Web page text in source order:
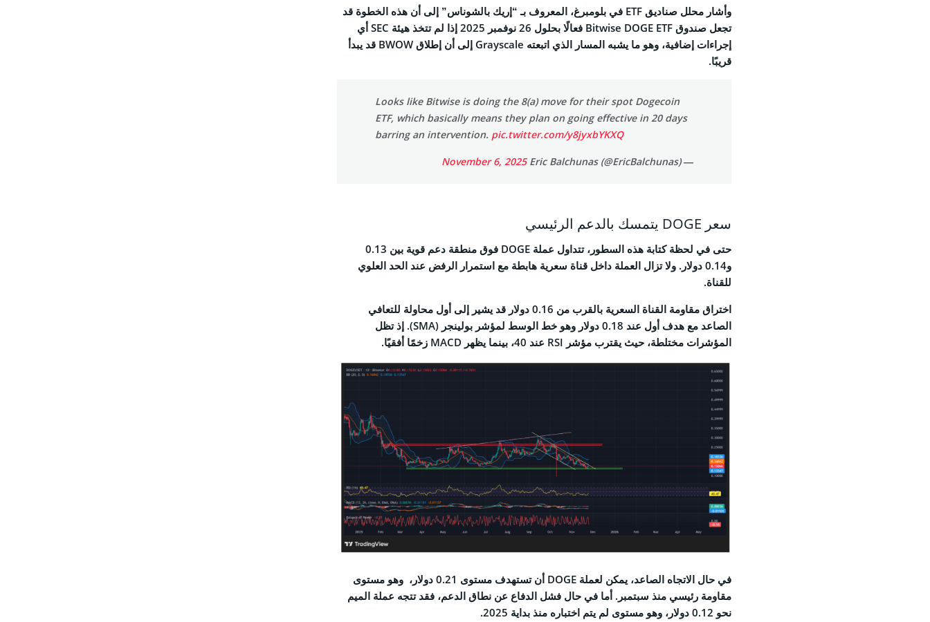
وأشار محلل صناديق ETF في بلومبرغ، المعروف بـ “إريك بالشوناس” إلى أن هذه الخطوة قد
تجعل صندوق Bitwise DOGE ETF فعالًا بحلول 26 نوفمبر 2025 إذا لم تتخذ هيئة SEC أي
إجراءات إضافية، وهو ما يشبه المسار الذي اتبعته Grayscale إلى أن إطلاق BWOW قد يبدأ
قريبًا.
Looks like Bitwise is doing the 8(a) move for their spot Dogecoin
ETF, which basically means they plan on going effective in 20 days
barring an intervention. pic.twitter.com/y8jyxbYKXQ
— Eric Balchunas (@EricBalchunas)
November 6, 2025
سعر DOGE يتمسك بالدعم الرئيسي
حتى في لحظة كتابة هذه السطور، تتداول عملة DOGE فوق منطقة دعم قوية بين 0.13
و0.14 دولار. ولا تزال العملة داخل قناة سعرية هابطة مع استمرار الرفض عند الحد العلوي
للقناة.
اختراق مقاومة القناة السعرية بالقرب من 0.16 دولار قد يشير إلى أول محاولة للتعافي
الصاعد مع هدف أول عند 0.18 دولار وهو خط الوسط لمؤشر بولينجر (SMA). إذ تظل
المؤشرات مختلطة، حيث يقترب مؤشر RSI عند 40، بينما يظهر MACD زخمًا أفقيًا.
في حال الاتجاه الصاعد، يمكن لعملة DOGE أن تستهدف مستوى 0.21 دولار، وهو مستوى
مقاومة رئيسي منذ سبتمبر. أما في حال فشل الدفاع عن نطاق الدعم، فقد تتجه عملة الميم
نحو 0.12 دولار، وهو مستوى لم يتم اختباره منذ بداية 2025.